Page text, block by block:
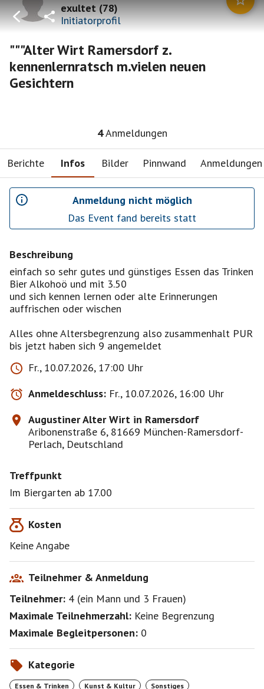
exultet(78)
Initiatorprofil
"""Alter Wirt Ramersdorf z.
kennenlernratsch m.vielen neuen
Gesichtern
4Anmeldungen
Berichte Infos Bilder Pinnwand Anmeldungen
Anmeldung nicht möglich
Das Event fand bereits statt
Beschreibung
einfach so sehr gutes und günstiges Essen das Trinken
Bier Alkohoö und mit 3.50
und sich kennen lernen oder alte Erinnerungen
auffrischen oder wischen
Alles ohne Altersbegrenzung also zusammenhalt PUR
bis jetzt haben sich 9 angemeldet
Fr., 10.07.2026, 17:00 Uhr
Anmeldeschluss: Fr., 10.07.2026, 16:00 Uhr
Augustiner Alter Wirt in Ramersdorf
Aribonenstraße 6, 81669 München-Ramersdorf-
Perlach, Deutschland
Treffpunkt
Im Biergarten ab 17.00
Kosten
Keine Angabe
Teilnehmer & Anmeldung
Teilnehmer: 4 (ein Mann und 3 Frauen)
Maximale Teilnehmerzahl: Keine Begrenzung
Maximale Begleitpersonen: 0
Kategorie
Essen & Trinken Kunst & Kultur Sonstiges